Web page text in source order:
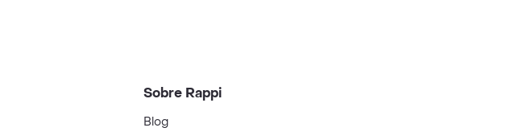
Sobre Rappi
Blog